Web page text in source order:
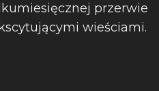
przerwie
wieściami.